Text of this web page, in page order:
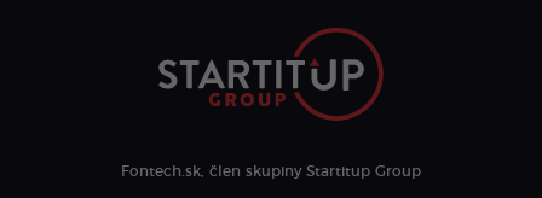
Fontech.sk, člen skupiny Startitup Group